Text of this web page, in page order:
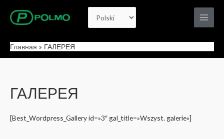
Выбрать
Main
Menu
Главная ГАЛЕРЕЯ
ГАЛЕРЕЯ
[Best_Wordpress_Gallery id=»3″ gal_title=»Wszyst. galerie»]